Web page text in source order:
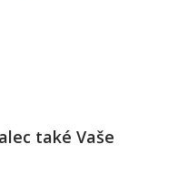
také Vaše